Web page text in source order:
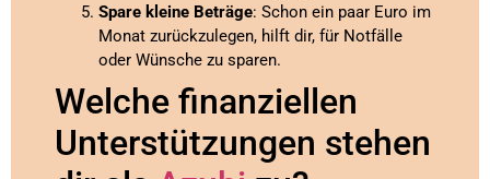
Spare kleine Beträge: Schon ein paar Euro im
Monat zurückzulegen, hilft dir, für Notfälle
oder Wünsche zu sparen.
Welche finanziellen
Unterstützungen stehen